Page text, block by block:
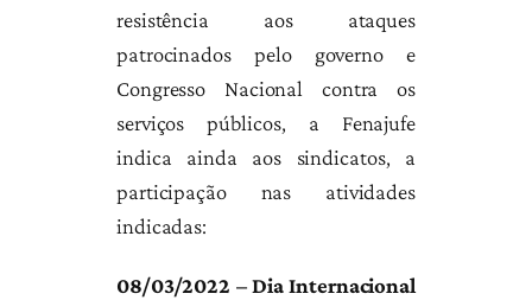
resistência aos ataques
patrocinados pelo governo e
Congresso Nacional contra os
serviços públicos, a Fenajufe
indica ainda aos sindicatos, a
participação nas atividades
indicadas:
08/03/2022 – Dia Internacional